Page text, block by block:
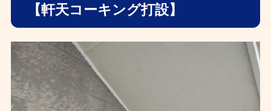
【軒天コーキング打設】